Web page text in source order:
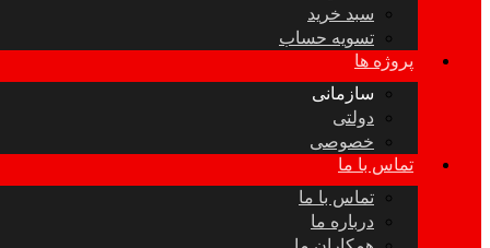
سبد خرید
تسویه حساب
پروژه ها
سازمانی
دولتی
خصوصی
تماس با ما
تماس با ما
درباره ما